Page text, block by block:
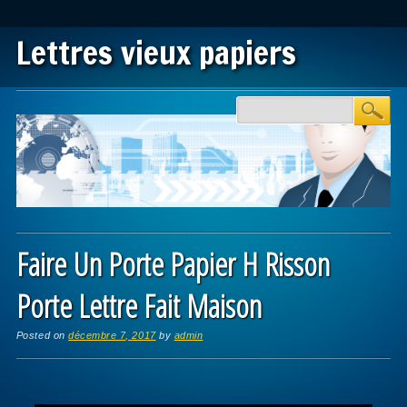
Lettres vieux papiers
Main menu
Faire Un Porte Papier H Risson
Porte Lettre Fait Maison
Posted ondécembre 7, 2017 by admin